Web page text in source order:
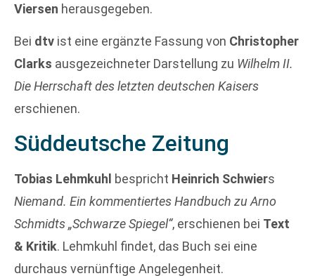
Viersen herausgegeben.
Bei dtv ist eine ergänzte Fassung von Christopher
Clarks ausgezeichneter Darstellung zu Wilhelm II.
Die Herrschaft des letzten deutschen Kaisers
erschienen.
Süddeutsche Zeitung
Tobias Lehmkuhl bespricht Heinrich Schwiers
Niemand. Ein kommentiertes Handbuch zu Arno
Schmidts „Schwarze Spiegel“, erschienen bei Text
& Kritik. Lehmkuhl findet, das Buch sei eine
durchaus vernünftige Angelegenheit.